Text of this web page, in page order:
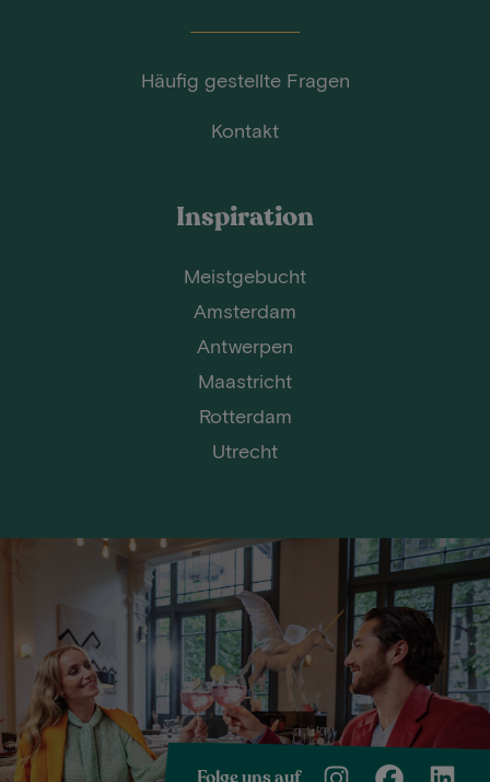
Häufig gestellte Fragen
Kontakt
Inspiration
Meistgebucht
Amsterdam
Antwerpen
Maastricht
Rotterdam
Utrecht